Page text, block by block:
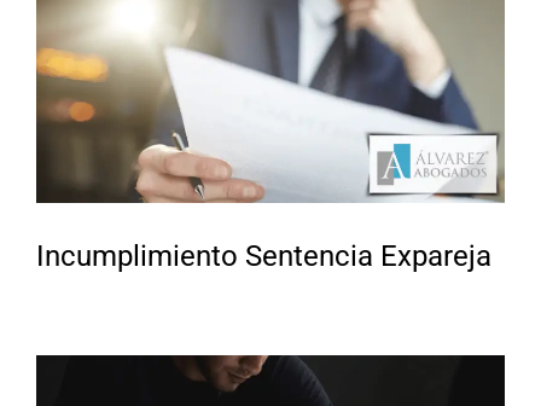
Incumplimiento Sentencia Expareja